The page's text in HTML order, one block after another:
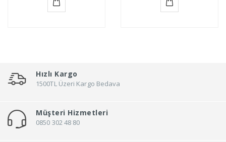
Hızlı Kargo
1500TL Üzeri Kargo Bedava
Müşteri Hizmetleri
0850 302 48 80